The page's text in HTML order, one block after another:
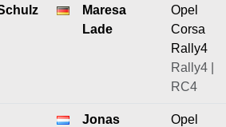
Maresa
Lade
Opel
Corsa
Rally4
Rally4 |
RC4
Jonas
Opel